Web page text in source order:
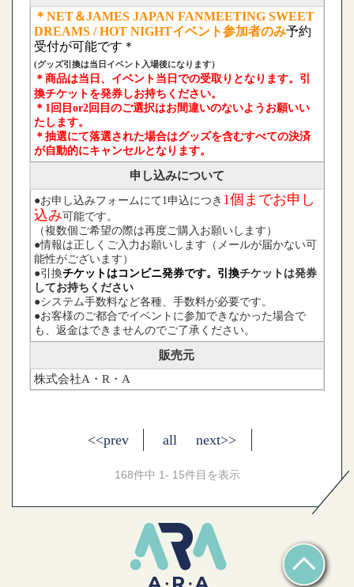
＊ NET＆JAMES JAPAN FANMEETING SWEET
DREAMS / HOT NIGHTイベント参加者のみ予約
受付が可能です ＊
(グッズ引換は当日イベント入場後になります）
＊商品は当日、イベント当日での受取りとなります。引
換チケットを発券しお持ちください。
＊1回目or2回目 のご選択はお間違いのないようお願いい
たします。
＊抽選にて落選された場合はグッズを含むすべての決済
が自動的にキャンセルとなります。
申し込みについて
●お申し込みフォームにて1申込につき 1個ま でお申し
込み可能です。
（複数個ご希望の際は再度ご購入お願いします）
●情報は正しくご入力お願いします（メールが届かない可
能性がございます）
●引換チケットはコンビニ発券です。引換チケットは発券
してお持ちください
●システム手数料など各種、手数料が必要です。
●お客様のご都合でイベントに参加できなかった場合で
も、返金はできませんのでご了承ください。
販売元
株式会社A・R・A
<<prev all next>>
168件中 1- 15件目を表示